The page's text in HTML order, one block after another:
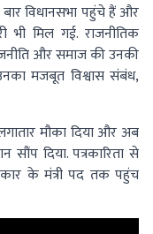
विधानसभा पहुंचे हैं और
भी मिल गई. राजनीतिक
और समाज की उनकी
मजबूत विश्वास संबंध,
मौका दिया और अब
दिया. पत्रकारिता से
के मंत्री पद तक पहुंच